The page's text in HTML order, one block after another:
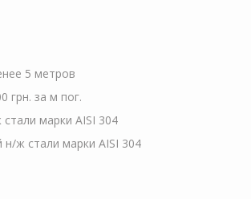
5 метров
грн. за м пог.
марки AISI 304
ж стали марки AISI 304